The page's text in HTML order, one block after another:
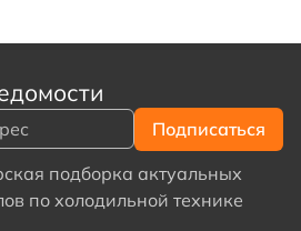
подборка актуальных
по холодильной технике